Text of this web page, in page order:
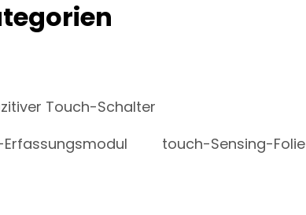
Touch-Schalter
Erfassungsmodul touch-Sensing-Folie